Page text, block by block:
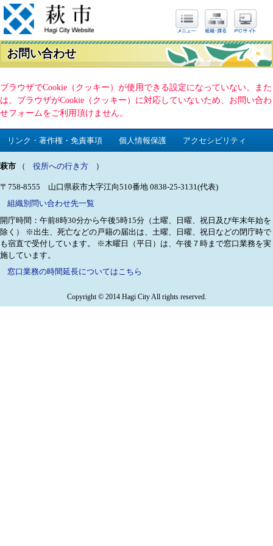
お問い合わせ
ブラウザでCookie（クッキー）が使用できる設定になっていない、また
は、ブラウザがCookie（クッキー）に対応していないため、お問い合わ
せフォームをご利用頂けません。
リンク・著作権・免責事項 個人情報保護 アクセシビリティ
萩市 （ 役所への行き方 ）
〒758-8555 山口県萩市大字江向510番地 0838-25-3131(代表)
組織別問い合わせ先一覧
開庁時間：午前8時30分から午後5時15分（土曜、日曜、祝日及び年末年始を
除く）
※出生、死亡などの戸籍の届出は、土曜、日曜、祝日などの閉庁時で
も宿直で受付しています。
※木曜日（平日）は、午後７時まで窓口業務を実
施しています。
窓口業務の時間延長についてはこちら
Copyright © 2014 Hagi City All rights reserved.